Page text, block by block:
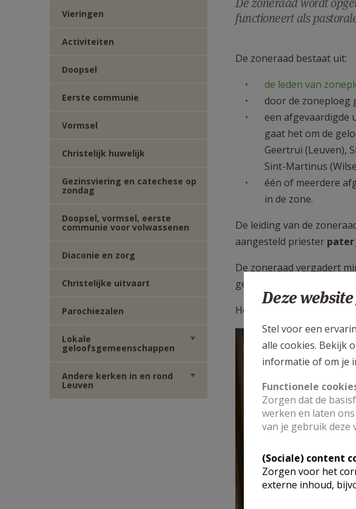
Vieringen
Activiteiten
Doopsel
Eerste communie
Vormsel
Christelijk huwelijk
Gezinsviering en catechese op
zondag
Doopsel, vormsel, eerste
communie voor volwassenen
Diaconie en zorg
Christelijke uitvaart
Parochiezalen
Lokale
geloofsgemeenschappen
Andere kerken in en rond
Leuven
functioneert als
De zoneraad bestaat uit:
de leden van
door de zoneploeg
een afgevaardigde
gaat het om de
Geertrui (Leuven),
Sint-Martinus
één of meerdere
in de zone.
De leiding van de
aangesteld priester pater
De zoneraad vergadert
gevolgd.
Het mandaat in de
Deze
Stel voor een
alle cookies. Bekijk
informatie of om je
Functionele
Zorgen dat de
werken en laten
van je gebruik deze
(Sociale) content
Zorgen voor het
externe inhoud,